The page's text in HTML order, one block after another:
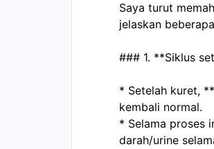
Saya turut
jelaskan
### 1. **Siklus
* Setelah kuret,
kembali normal.
* Selama proses
darah/urine